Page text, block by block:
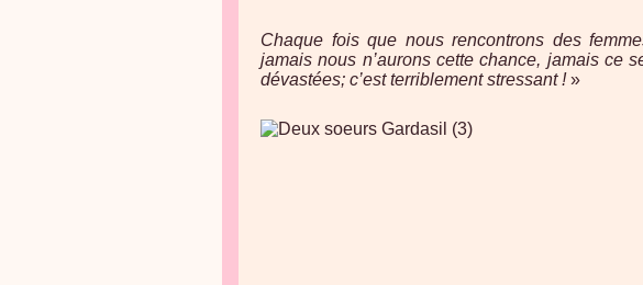
Chaque fois que nous rencontrons des
jamais nous n’aurons cette chance, jamais ce
dévastées; c’est terriblement stressant !»